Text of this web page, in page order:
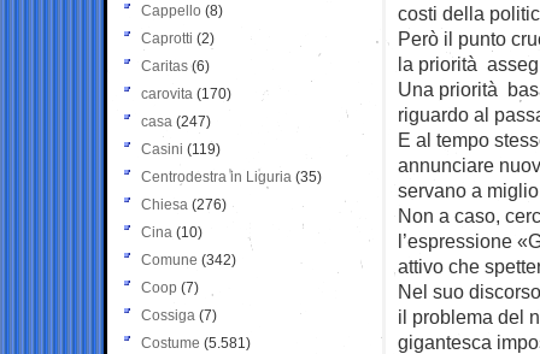
costi della
Però il punto
la priorità
Una priorità
riguardo al
E al tempo
annunciare
servano a
Non a caso,
l’espressione
attivo che
Nel suo
il problema del
gigantesca
Cappello (8)
Caprotti (2)
Caritas (6)
carovita (170)
casa (247)
Casini (119)
Centrodestra in Liguria (35)
Chiesa (276)
Cina (10)
Comune (342)
Coop (7)
Cossiga (7)
Costume (5.581)